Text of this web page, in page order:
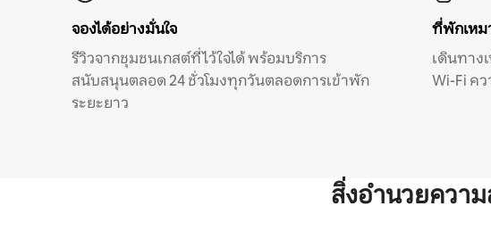
จองได้อย่างมั่นใจ
รีวิวจากชุมชนเกสต์ที่ไว้ใจได้ พร้อมบริการ
สนับสนุนตลอด 24 ชั่วโมงทุกวันตลอดการเข้าพัก
ระยะยาว
ที่พักเหม
เดินทาง
Wi-Fi ค
สิ่งอำนวยควา